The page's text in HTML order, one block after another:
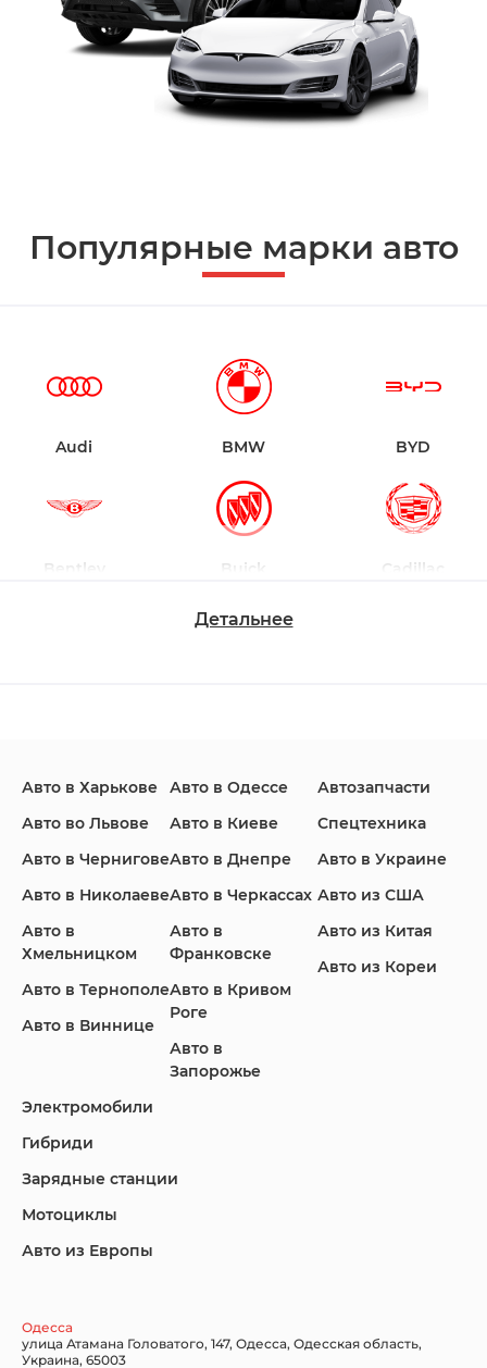
Популярные марки авто
Audi BMW BYD
Bentley Buick Cadillac
Infiniti Jaguar Jeep
Land Rover
Lincoln
Детальнее
Авто в Харькове
Авто во Львове
Авто в Чернигове
Авто в Николаеве
Авто в
Хмельницком
Авто в Тернополе
Авто в Виннице
Авто в Одессе
Авто в Киеве
Авто в Днепре
Авто в Черкассах
Авто в
Франковске
Авто в Кривом
Роге
Авто в
Запорожье
Автозапчасти
Спецтехника
Авто в Украине
Авто из США
Авто из Китая
Авто из Кореи
Электромобили
Гибриди
Зарядные станции
Мотоциклы
Авто из Европы
Одесса
улица Атамана Головатого, 147, Одесса, Одесская область,
Украина, 65003